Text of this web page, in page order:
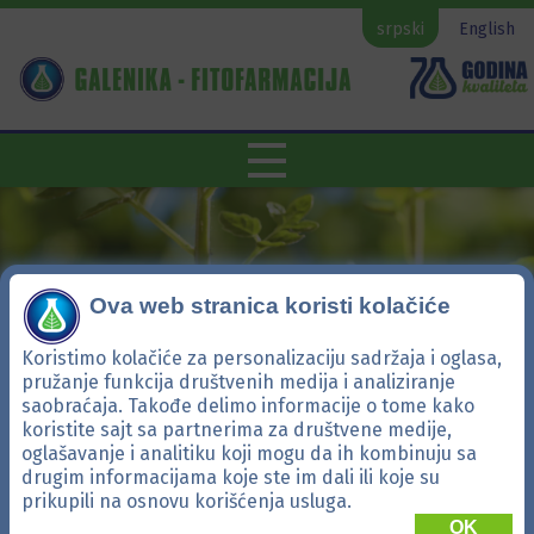
srpski English
Opšte
NADZOR 10 WP: Za
Ova web stranica koristi kolačiće
Koristimo kolačiće za personalizaciju sadržaja i oglasa,
pružanje funkcija društvenih medija i analiziranje
saobraćaja. Takođe delimo informacije o tome kako
koristite sajt sa partnerima za društvene medije,
oglašavanje i analitiku koji mogu da ih kombinuju sa
drugim informacijama koje ste im dali ili koje su
prikupili na osnovu korišćenja usluga.
OK